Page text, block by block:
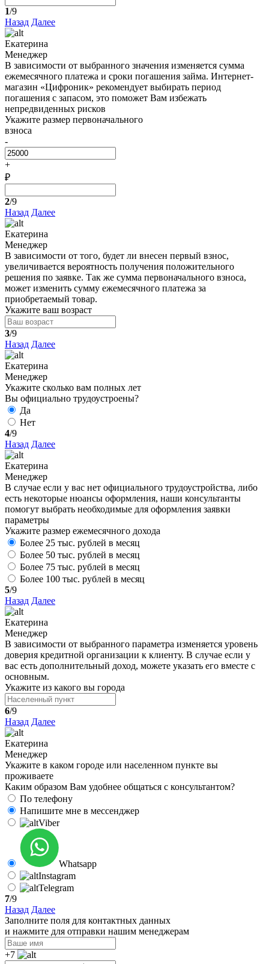
1/9
Назад Далее
Екатерина
Менеджер
В зависимости от выбранного значения изменяется сумма
ежемесячного платежа и сроки погашения займа. Интернет-
магазин «Цифроник» рекомендует выбирать период
погашения с запасом, это поможет Вам избежать
непредвиденных рисков
Укажите размер первоначального
взноса
-
+
₽
2/9
Назад Далее
Екатерина
Менеджер
В зависимости от того, будет ли внесен первый взнос,
увеличивается вероятность получения положительного
решения по заявке. Так же сумма первоначального взноса,
может изменить сумму ежемесячного платежа за
приобретаемый товар.
Укажите ваш возраст
3/9
Назад Далее
Екатерина
Менеджер
Укажите сколько вам полных лет
Вы официально трудоустроены?
Да
Нет
4/9
Назад Далее
Екатерина
Менеджер
В случае если у вас нет официального трудоустройства, либо
есть некоторые нюансы оформления, наши консультанты
помогут выбрать необходимые для оформления заявки
параметры
Укажите размер ежемесячного дохода
Более 25 тыс. рублей в месяц
Более 50 тыс. рублей в месяц
Более 75 тыс. рублей в месяц
Более 100 тыс. рублей в месяц
5/9
Назад Далее
Екатерина
Менеджер
В зависимости от выбранного параметра изменяется уровень
доверия кредитной организации к клиенту. В случае если у
вас есть дополнительный доход, можете указать его вместе с
основным.
Укажите из какого вы города
6/9
Назад Далее
Екатерина
Менеджер
Укажите в каком городе или населенном пункте вы
проживаете
Каким образом Вам удобнее общаться с консультантом?
По телефону
Напишите мне в мессенджер
Viber
Whatsapp
Instagram
Telegram
7/9
Назад Далее
Заполните поля для контактных данных
и нажмите для отправки нашим менеджерам
+7